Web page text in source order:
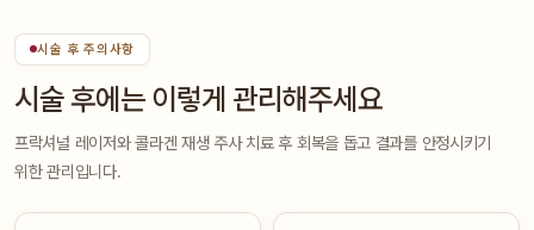
시술 후 주의사항
시술 후에는 이렇게 관리해주세요
프락셔널 레이저와 콜라겐 재생 주사 치료 후 회복을 돕고 결과를 안정시키기
위한 관리입니다.